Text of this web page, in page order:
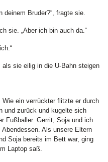
deinem Bruder?“, fragte sie.
sie. „Aber ich bin auch da.“
sie eilig in die U-Bahn steigen
ein verrückter flitzte er durch
und zurück und kugelte sich
Fußballer. Gerrit, Soja und ich
Als unsere Eltern
Soja bereits im Bett war, ging
Laptop saß.